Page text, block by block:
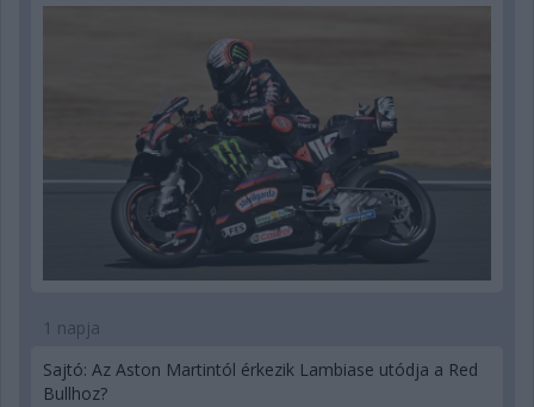
1 napja
Sajtó: Az Aston Martintól érkezik Lambiase utódja a Red
Bullhoz?